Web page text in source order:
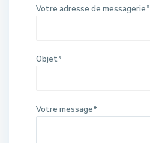
Votre adresse de messagerie*
Objet*
Votre message*